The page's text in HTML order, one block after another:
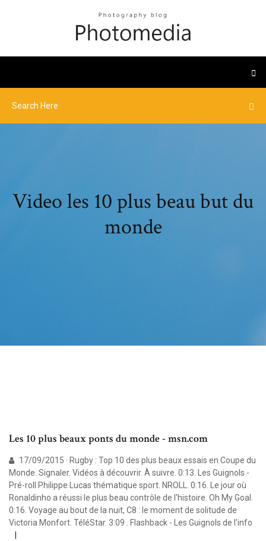
Video les 10 plus beau but du
monde
Les 10 plus beaux ponts du monde - msn.com
17/09/2015 · Rugby : Top 10 des plus beaux essais en Coupe du
Monde. Signaler. Vidéos à découvrir. À suivre. 0:13. Les Guignols -
Pré-roll Philippe Lucas thématique sport. NROLL. 0:16. Le jour où
Ronaldinho a réussi le plus beau contrôle de l'histoire. Oh My Goal.
0:16. Voyage au bout de la nuit, C8 : le moment de solitude de
Victoria Monfort. TéléStar. 3:09 . Flashback - Les Guignols de l'info